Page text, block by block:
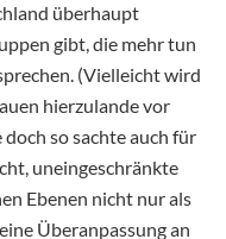
überhaupt
gibt, die mehr tun
(Vielleicht wird
hierzulande vor
so sachte auch für
uneingeschränkte
Ebenen nicht nur als
Überanpassung an